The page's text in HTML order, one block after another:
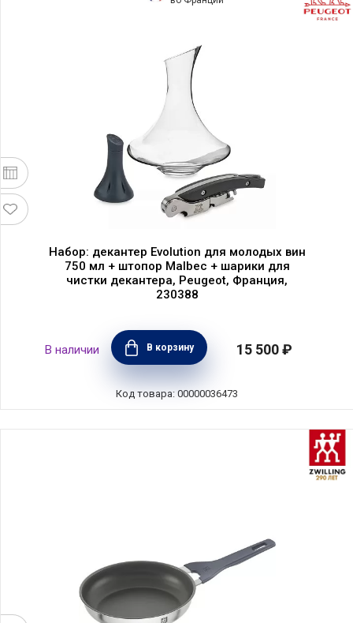
Набор: декантер Evolution для молодых вин
750 мл + штопор Malbec + шарики для
чистки декантера, Peugeot, Франция,
230388
В наличии В корзину 15 500 ₽
Код товара: 00000036473